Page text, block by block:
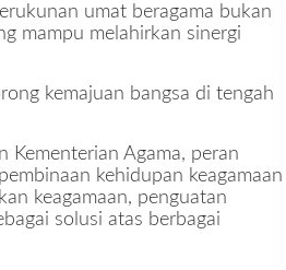
umat beragama bukan
mampu melahirkan sinergi
kemajuan bangsa di tengah
Kementerian Agama, peran
kehidupan keagamaan
keagamaan, penguatan
solusi atas berbagai